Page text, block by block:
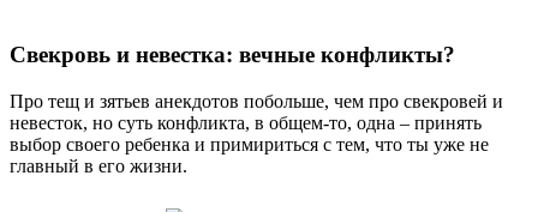
Свекровь и невестка: вечные конфликты?
Про тещ и зятьев анекдотов побольше, чем про свекровей и
невесток, но суть конфликта, в общем-то, одна – принять
выбор своего ребенка и примириться с тем, что ты уже не
главный в его жизни.